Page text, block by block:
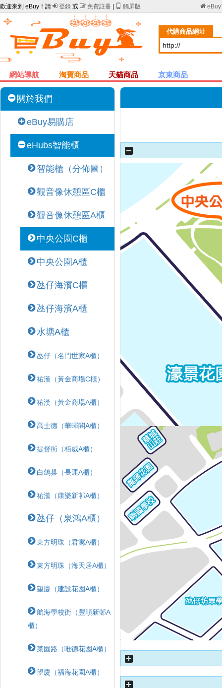
歡迎來到 eBuy！請  登錄 或  免費註冊 觸屏版 eBuy
代購商品網址
網站導航 淘寶商品 天貓商品 京東商品
關於我們
eBuy易購店
eHubs智能櫃
智能櫃（分佈圖）
觀音像休憩區C櫃
觀音像休憩區A櫃
中央公園C櫃
中央公園A櫃
氹仔海濱C櫃
氹仔海濱A櫃
水塘A櫃
氹仔（名門世家A櫃）
祐漢（黃金商場C櫃）
祐漢（黃金商場A櫃）
高士德（華暉閣A櫃）
提督街（栢威A櫃）
白鴿巢（長運A櫃）
祐漢（康樂新邨A櫃）
氹仔（泉鴻A櫃）
東方明珠（君寓A櫃）
東方明珠（海天居A櫃）
望廈（建設花園A櫃）
航海學校街（豐順新邨A
櫃）
菜園路（唯德花園A櫃）
望廈（福海花園A櫃）